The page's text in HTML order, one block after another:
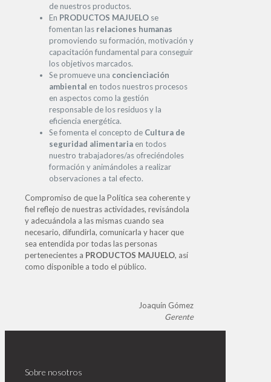
de nuestros productos.
En PRODUCTOS MAJUELO se
fomentan las relaciones humanas
promoviendo su formación, motivación y
capacitación fundamental para conseguir
los objetivos marcados.
Se promueve una concienciación
ambiental en todos nuestros procesos
en aspectos como la gestión
responsable de los residuos y la
eficiencia energética.
Se fomenta el concepto de Cultura de
seguridad alimentaria en todos
nuestro trabajadores/as ofreciéndoles
formación y animándoles a realizar
observaciones a tal efecto.
Compromiso de que la Política sea coherente y
fiel reflejo de nuestras actividades, revisándola
y adecuándola a las mismas cuando sea
necesario, difundirla, comunicarla y hacer que
sea entendida por todas las personas
pertenecientes a PRODUCTOS MAJUELO, así
como disponible a todo el público.
Joaquín Gómez
Gerente
Sobre nosotros